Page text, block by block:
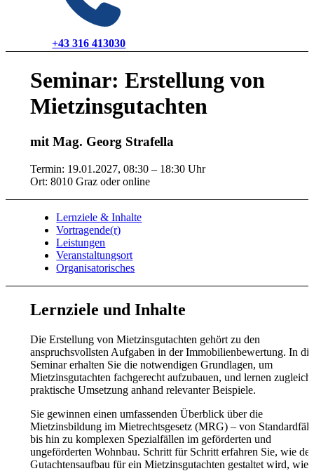
+43 316 413030
Seminar: Erstellung von
Mietzinsgutachten
mit Mag. Georg Strafella
Termin: 19.01.2027, 08:30 – 18:30 Uhr
Ort: 8010 Graz oder online
Lernziele & Inhalte
Vortragende(r)
Leistungen
Veranstaltungsort
Organisatorisches
Lernziele und Inhalte
Die Erstellung von Mietzinsgutachten gehört zu den
anspruchsvollsten Aufgaben in der Immobilienbewertung. In
Seminar erhalten Sie die notwendigen Grundlagen, um
Mietzinsgutachten fachgerecht aufzubauen, und lernen zugleich
praktische Umsetzung anhand relevanter Beispiele.
Sie gewinnen einen umfassenden Überblick über die
Mietzinsbildung im Mietrechtsgesetz (MRG) – von
bis hin zu komplexen Spezialfällen im geförderten und
ungeförderten Wohnbau. Schritt für Schritt erfahren Sie, wie der
Gutachtensaufbau für ein Mietzinsgutachten gestaltet wird, wie